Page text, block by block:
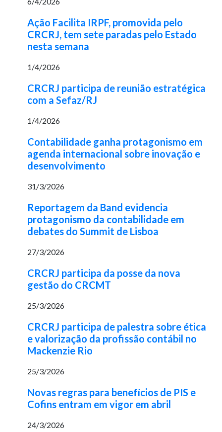
Ação Facilita IRPF, promovida pelo
CRCRJ, tem sete paradas pelo Estado
nesta semana
1/4/2026
CRCRJ participa de reunião estratégica
com a Sefaz/RJ
1/4/2026
Contabilidade ganha protagonismo em
agenda internacional sobre inovação e
desenvolvimento
31/3/2026
Reportagem da Band evidencia
protagonismo da contabilidade em
debates do Summit de Lisboa
27/3/2026
CRCRJ participa da posse da nova
gestão do CRCMT
25/3/2026
CRCRJ participa de palestra sobre ética
e valorização da profissão contábil no
Mackenzie Rio
25/3/2026
Novas regras para benefícios de PIS e
Cofins entram em vigor em abril
24/3/2026